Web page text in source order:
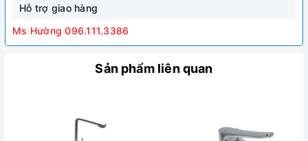
Hỗ trợ giao hàng
Ms Hường 096.111.3386
Sản phẩm liên quan